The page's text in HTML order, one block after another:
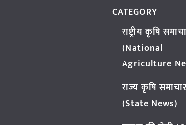
CATEGORY
राष्ट्रीय कृषि
(National
Agriculture
राज्य कृषि समाचार
(State News)